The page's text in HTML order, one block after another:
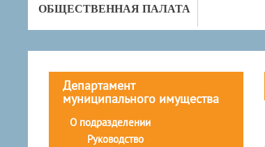
ОБЩЕСТВЕННАЯ ПАЛАТА
Департамент
муниципального имущества
О подразделении
Руководство